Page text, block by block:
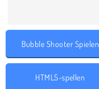
Bubble Shooter Spielen
HTML5-spellen